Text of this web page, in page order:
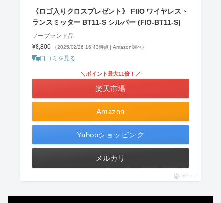
《ロゴ入りクロスプレゼント》 FIIO ワイヤレスト
ランスミッター BT11-S シルバー (FIO-BT11-S)
ノーブランド品
¥8,800
（2025/02/26 16:43時点 | Amazon調べ）
口コミを見る
Amazon
＼ポイント最大11倍！／
楽天市場
Yahooショッピング
メルカリ
ポチップ